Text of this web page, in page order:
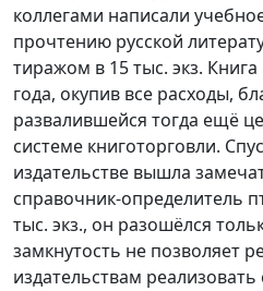
коллегами написали
прочтению русской
тиражом в 15 тыс. экз.
года, окупив все расходы,
развалившейся тогда ещё
системе книготорговли.
издательстве вышла
справочник-определитель
тыс. экз., он разошёлся
замкнутость не позволяет
издательствам